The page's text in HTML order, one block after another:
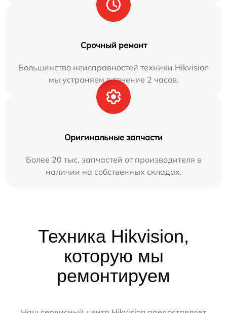
Срочный ремонт
Большинство неисправностей техники Hikvision
мы устраняем в течение 2 часов.
Оригинальные запчасти
Более 20 тыс. запчастей от производителя в
наличии на собственных складах.
Техника Hikvision,
которую мы
ремонтируем